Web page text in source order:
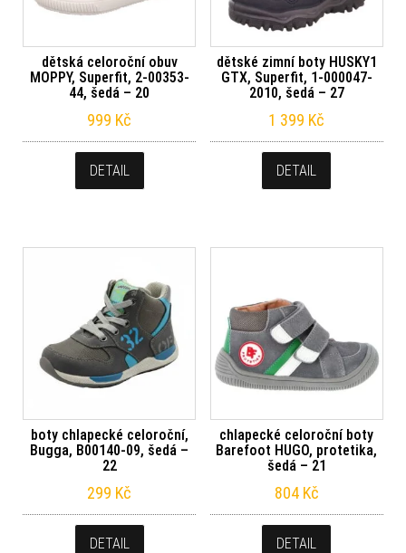
dětská celoroční obuv
MOPPY, Superfit, 2-00353-
44, šedá – 20
999 Kč
DETAIL
dětské zimní boty HUSKY1
GTX, Superfit, 1-000047-
2010, šedá – 27
1 399 Kč
DETAIL
boty chlapecké celoroční,
Bugga, B00140-09, šedá –
22
299 Kč
DETAIL
chlapecké celoroční boty
Barefoot HUGO, protetika,
šedá – 21
804 Kč
DETAIL